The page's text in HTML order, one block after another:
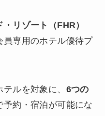
リゾート（FHR）
員専用のホテル優待プ
ルを対象に、 6つの
予約・宿泊が可能にな